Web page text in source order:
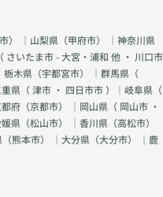
） ｜山梨県（甲府市） ｜神奈川県
さいたま市 - 大宮・浦和 他 ・ 川口市
栃木県（宇都宮市） ｜群馬県（
県（津市 ・ 四日市市）｜岐阜県（
府（京都市） ｜岡山県（ 岡山市 ・
県（松山市） ｜香川県（高松市）
（熊本市） ｜大分県（大分市） ｜鹿